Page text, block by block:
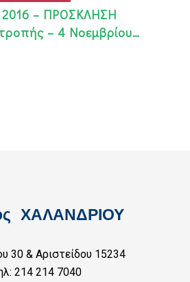
2016 – ΠΡΟΣΚΛΗΣΗ
– 4 Νοεμβρίου…
30 & Αριστείδου 15234
214 214 7040